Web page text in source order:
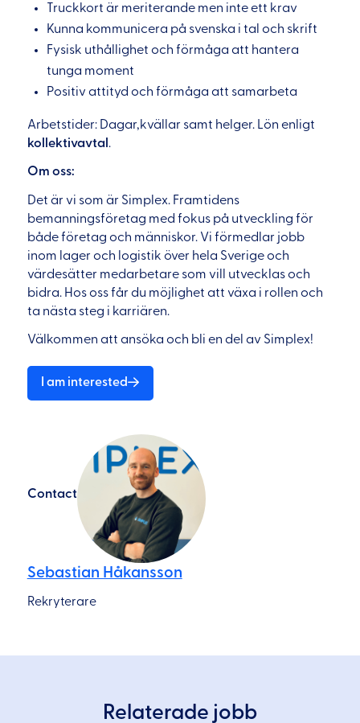
Truckkort är meriterande men inte ett krav
Kunna kommunicera på svenska i tal och skrift
Fysisk uthållighet och förmåga att hantera
tunga moment
Positiv attityd och förmåga att samarbeta
Arbetstider: Dagar,kvällar samt helger. Lön enligt
kollektivavtal .
Om oss:
Det är vi som är Simplex. Framtidens
bemanningsföretag med fokus på utveckling för
både företag och människor. Vi förmedlar jobb
inom lager och logistik över hela Sverige och
värdesätter medarbetare som vill utvecklas och
bidra. Hos oss får du möjlighet att växa i rollen och
ta nästa steg i karriären.
Välkommen att ansöka och bli en del av Simplex!
I am interested
Contact
Sebastian Håkansson
Rekryterare
Relaterade jobb